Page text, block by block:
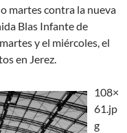
martes contra la nueva
Blas Infante de
y el miércoles, el
en Jerez.
108×
61.jp
g